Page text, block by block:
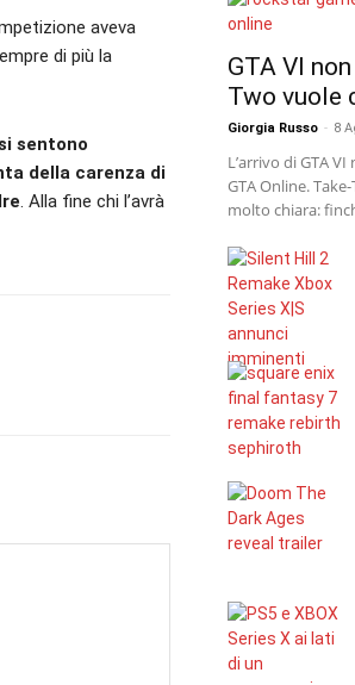
aveva
di più la
sentono
della carenza di
. Alla fine chi l’avrà
GTA VI
Two vuole
Giorgia Russo - 8
L’arrivo di GTA
GTA Online.
molto chiara: